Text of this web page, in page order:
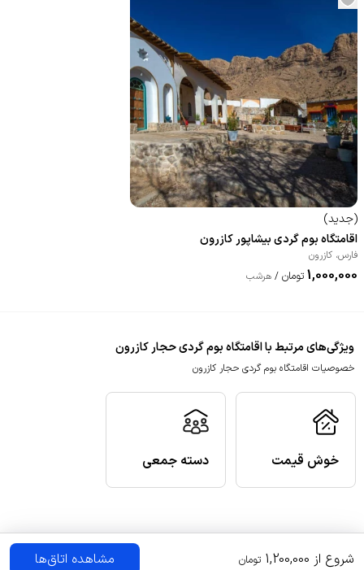
(جدید)
اقامتگاه بوم گردی بیشاپور کازرون
فارس، کازرون
1,000,000 تومان / هرشب
ویژگی‌های مرتبط با اقامتگاه بوم گردی حجار کازرون
خصوصیات اقامتگاه بوم گردی حجار کازرون
خوش قیمت دسته جمعی
شروع از 1,200,000 تومان مشاهده اتاق‌ها